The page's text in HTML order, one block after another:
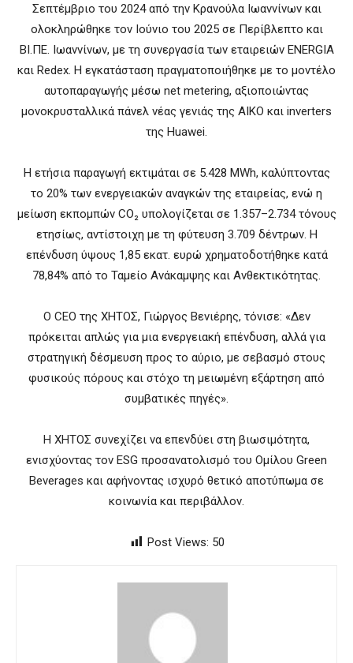
Σεπτέμβριο του 2024 από την Κρανούλα Ιωαννίνων και
ολοκληρώθηκε τον Ιούνιο του 2025 σε Περίβλεπτο και
ΒΙ.ΠΕ. Ιωαννίνων, με τη συνεργασία των εταιρειών ENERGIA
και Redex. Η εγκατάσταση πραγματοποιήθηκε με το μοντέλο
αυτοπαραγωγής μέσω net metering, αξιοποιώντας
μονοκρυσταλλικά πάνελ νέας γενιάς της AIKO και inverters
της Huawei.
Η ετήσια παραγωγή εκτιμάται σε 5.428 MWh, καλύπτοντας
το 20% των ενεργειακών αναγκών της εταιρείας, ενώ η
μείωση εκπομπών CO₂ υπολογίζεται σε 1.357–2.734 τόνους
ετησίως, αντίστοιχη με τη φύτευση 3.709 δέντρων. Η
επένδυση ύψους 1,85 εκατ. ευρώ χρηματοδοτήθηκε κατά
78,84% από το Ταμείο Ανάκαμψης και Ανθεκτικότητας.
Ο CEO της ΧΗΤΟΣ, Γιώργος Βενιέρης, τόνισε: «Δεν
πρόκειται απλώς για μια ενεργειακή επένδυση, αλλά για
στρατηγική δέσμευση προς το αύριο, με σεβασμό στους
φυσικούς πόρους και στόχο τη μειωμένη εξάρτηση από
συμβατικές πηγές».
Η ΧΗΤΟΣ συνεχίζει να επενδύει στη βιωσιμότητα,
ενισχύοντας τον ESG προσανατολισμό του Ομίλου Green
Beverages και αφήνοντας ισχυρό θετικό αποτύπωμα σε
κοινωνία και περιβάλλον.
Post Views: 50